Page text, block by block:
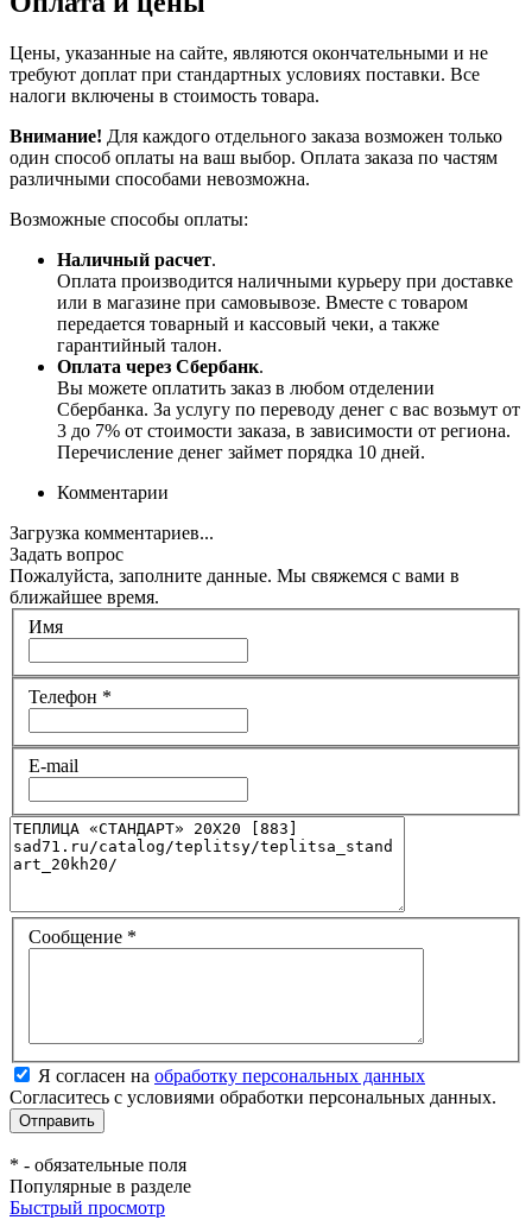
Цены, указанные на сайте, являются окончательными и не
требуют доплат при стандартных условиях поставки. Все
налоги включены в стоимость товара.
Внимание! Для каждого отдельного заказа возможен только
один способ оплаты на ваш выбор. Оплата заказа по частям
различными способами невозможна.
Возможные способы оплаты:
Наличный расчет.
Оплата производится наличными курьеру при доставке
или в магазине при самовывозе. Вместе с товаром
передается товарный и кассовый чеки, а также
гарантийный талон.
Оплата через Сбербанк.
Вы можете оплатить заказ в любом отделении
Сбербанка. За услугу по переводу денег с вас возьмут от
3 до 7% от стоимости заказа, в зависимости от региона.
Перечисление денег займет порядка 10 дней.
Комментарии
Загрузка комментариев...
Задать вопрос
Пожалуйста, заполните данные. Мы свяжемся с вами в
ближайшее время.
Имя
Телефон *
E-mail
Сообщение *
Я согласен на обработку персональных данных
Согласитесь с условиями обработки персональных данных.
* - обязательные поля
Популярные в разделе
Быстрый просмотр